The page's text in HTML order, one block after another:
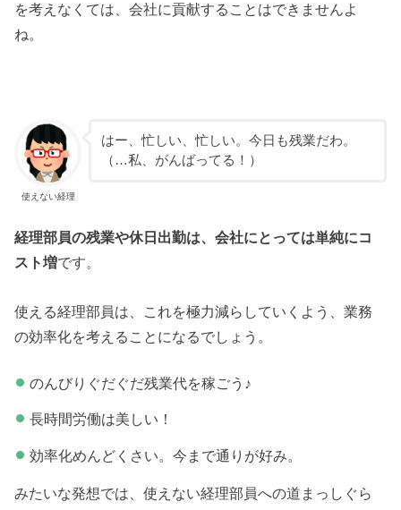
を考えなくては、会社に貢献することはできませんよ
ね。
使えない経理
はー、忙しい、忙しい。今日も残業だわ。
（…私、がんばってる！）
経理部員の残業や休日出勤は、会社にとっては単純にコ
スト増です。
使える経理部員は、これを極力減らしていくよう、業務
の効率化を考えることになるでしょう。
のんびりぐだぐだ残業代を稼ごう♪
長時間労働は美しい！
効率化めんどくさい。今まで通りが好み。
みたいな発想では、使えない経理部員への道まっしぐら